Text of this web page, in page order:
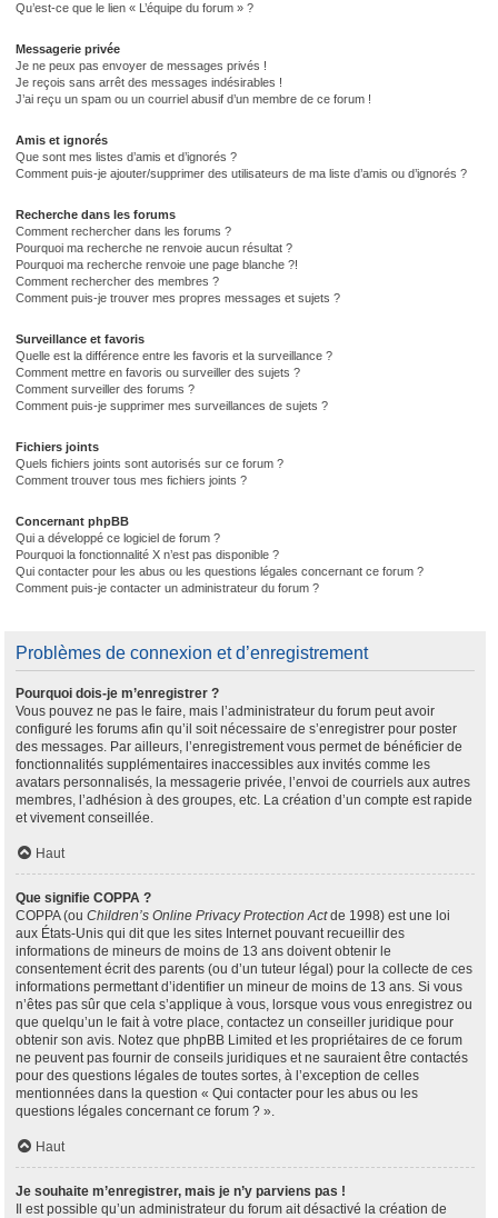
Qu’est-ce que le lien « L’équipe du forum » ?
Messagerie privée
Je ne peux pas envoyer de messages privés !
Je reçois sans arrêt des messages indésirables !
J’ai reçu un spam ou un courriel abusif d’un membre de ce forum !
Amis et ignorés
Que sont mes listes d’amis et d’ignorés ?
Comment puis-je ajouter/supprimer des utilisateurs de ma liste d’amis ou d’ignorés ?
Recherche dans les forums
Comment rechercher dans les forums ?
Pourquoi ma recherche ne renvoie aucun résultat ?
Pourquoi ma recherche renvoie une page blanche ?!
Comment rechercher des membres ?
Comment puis-je trouver mes propres messages et sujets ?
Surveillance et favoris
Quelle est la différence entre les favoris et la surveillance ?
Comment mettre en favoris ou surveiller des sujets ?
Comment surveiller des forums ?
Comment puis-je supprimer mes surveillances de sujets ?
Fichiers joints
Quels fichiers joints sont autorisés sur ce forum ?
Comment trouver tous mes fichiers joints ?
Concernant phpBB
Qui a développé ce logiciel de forum ?
Pourquoi la fonctionnalité X n’est pas disponible ?
Qui contacter pour les abus ou les questions légales concernant ce forum ?
Comment puis-je contacter un administrateur du forum ?
Problèmes de connexion et d’enregistrement
Pourquoi dois-je m’enregistrer ?
Vous pouvez ne pas le faire, mais l’administrateur du forum peut avoir
configuré les forums afin qu’il soit nécessaire de s’enregistrer pour poster
des messages. Par ailleurs, l’enregistrement vous permet de bénéficier de
fonctionnalités supplémentaires inaccessibles aux invités comme les
avatars personnalisés, la messagerie privée, l’envoi de courriels aux autres
membres, l’adhésion à des groupes, etc. La création d’un compte est rapide
et vivement conseillée.
Haut
Que signifie COPPA ?
COPPA (ou Children’s Online Privacy Protection Actde 1998) est une loi
aux États-Unis qui dit que les sites Internet pouvant recueillir des
informations de mineurs de moins de 13 ans doivent obtenir le
consentement écrit des parents (ou d’un tuteur légal) pour la collecte de ces
informations permettant d’identifier un mineur de moins de 13 ans. Si vous
n’êtes pas sûr que cela s’applique à vous, lorsque vous vous enregistrez ou
que quelqu’un le fait à votre place, contactez un conseiller juridique pour
obtenir son avis. Notez que phpBB Limited et les propriétaires de ce forum
ne peuvent pas fournir de conseils juridiques et ne sauraient être contactés
pour des questions légales de toutes sortes, à l’exception de celles
mentionnées dans la question « Qui contacter pour les abus ou les
questions légales concernant ce forum ? ».
Haut
Je souhaite m’enregistrer, mais je n’y parviens pas !
Il est possible qu’un administrateur du forum ait désactivé la création de